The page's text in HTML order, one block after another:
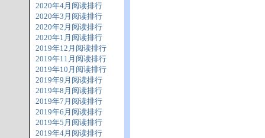
2020年4月阅读排行
2020年3月阅读排行
2020年2月阅读排行
2020年1月阅读排行
2019年12月阅读排行
2019年11月阅读排行
2019年10月阅读排行
2019年9月阅读排行
2019年8月阅读排行
2019年7月阅读排行
2019年6月阅读排行
2019年5月阅读排行
2019年4月阅读排行